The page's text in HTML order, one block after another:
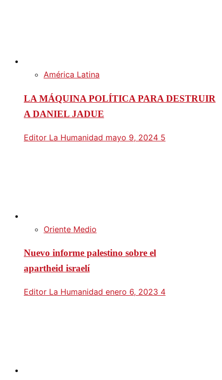
América Latina
LA MÁQUINA POLÍTICA PARA DESTRUIR
A DANIEL JADUE
Editor La Humanidad mayo 9, 2024 5
Oriente Medio
Nuevo informe palestino sobre el
apartheid israelí
Editor La Humanidad enero 6, 2023 4